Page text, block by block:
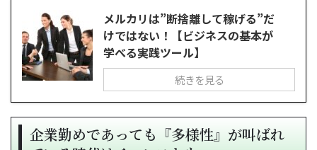
メルカリは”断捨離して稼げる”だ
けではない！【ビジネスの基本が
学べる実践ツール】
続きを見る
企業勤めであっても『多様性』が叫ばれ